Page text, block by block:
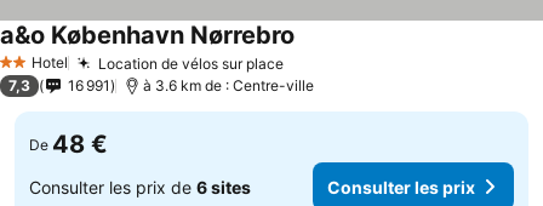
2 Étoiles
Hotel Location de vélos sur place
a&o København Nørrebro
7,3 16 991 à 3.6 km de : Centre-ville
De 48 €
Consulter les prix de 6 sites Consulter les prix